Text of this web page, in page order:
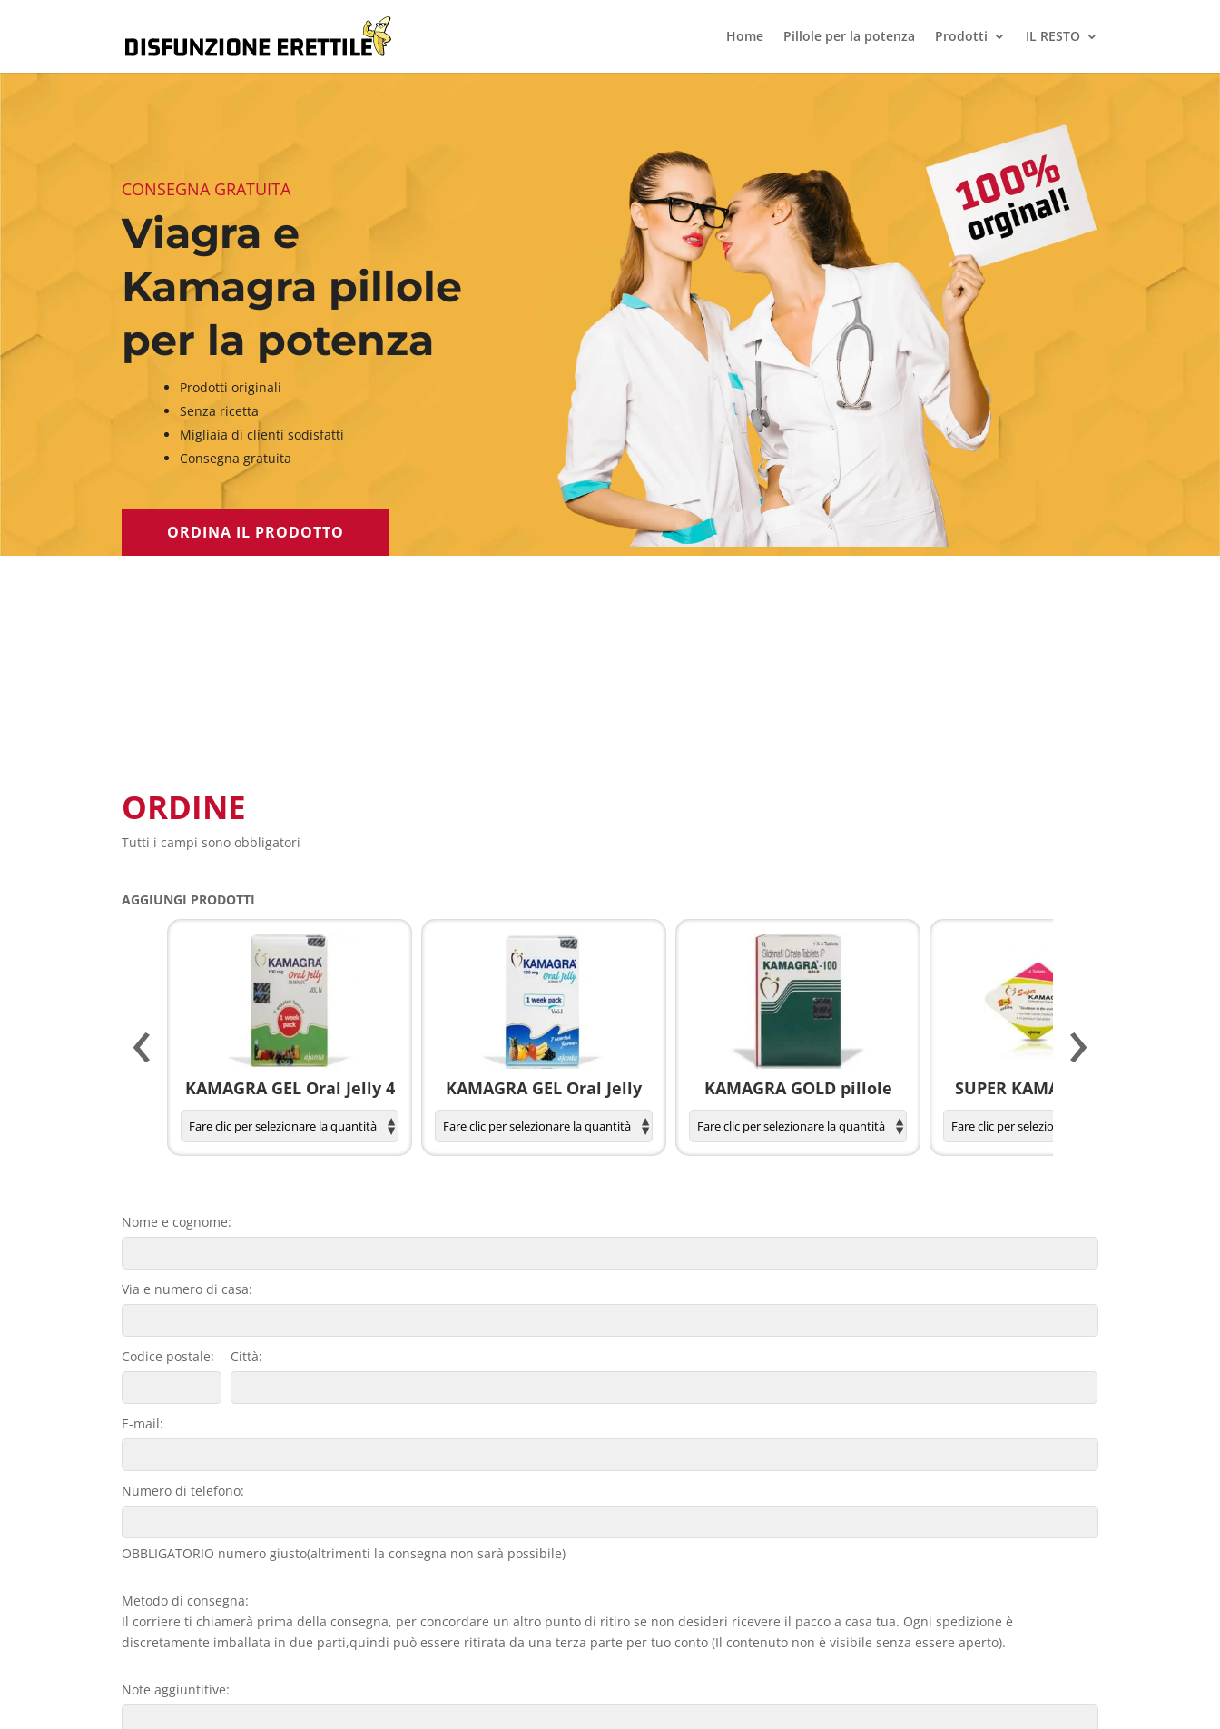
Home Pillole per la potenza Prodotti IL RESTO
CONSEGNA GRATUITA
Viagra e
Kamagra pillole
per la potenza
Prodotti originali
Senza ricetta
Migliaia di clienti sodisfatti
Consegna gratuita
ORDINA IL PRODOTTO
ORDINE
Tutti i campi sono obbligatori
AGGIUNGI PRODOTTI
KAMAGRA GEL Oral Jelly 4 KAMAGRA GEL Oral Jelly KAMAGRA GOLD pillole SUPER KAMAGRA pillole
‹ ›
Nome e cognome:
Via e numero di casa:
Codice postale: Città:
E-mail:
Numero di telefono:
OBBLIGATORIO numero giusto(altrimenti la consegna non sarà possibile)
Metodo di consegna:
Il corriere ti chiamerà prima della consegna, per concordare un altro punto di ritiro se non desideri ricevere il pacco a casa tua. Ogni spedizione è
discretamente imballata in due parti,quindi può essere ritirata da una terza parte per tuo conto (Il contenuto non è visibile senza essere aperto).
Note aggiuntitive: